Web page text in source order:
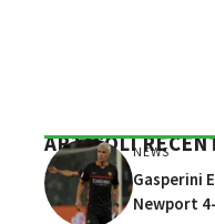
ARTICOLINEWS
Gasperini
Newport